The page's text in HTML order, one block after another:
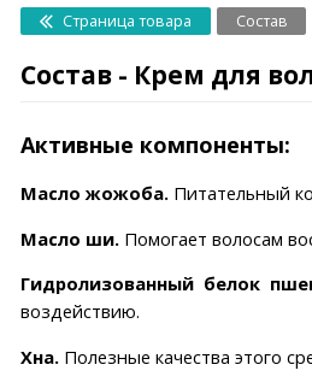
Страница товара Состав
Состав - Крем для
Активные компоненты:
Масло жожоба.Питательный
Масло ши.Помогает волосам
Гидролизованный белок
воздействию.
Хна.Полезные качества этого